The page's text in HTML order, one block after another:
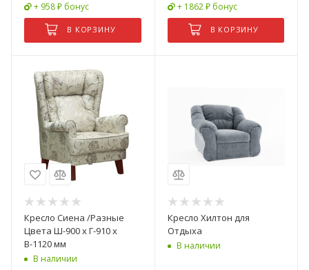
+ 958 ₽ бонус
В КОРЗИНУ
+ 1862 ₽ бонус
В КОРЗИНУ
Кресло Сиена /Разные
Цвета Ш-900 х Г-910 х
В-1120 мм
В наличии
Кресло Хилтон для
Отдыха
В наличии